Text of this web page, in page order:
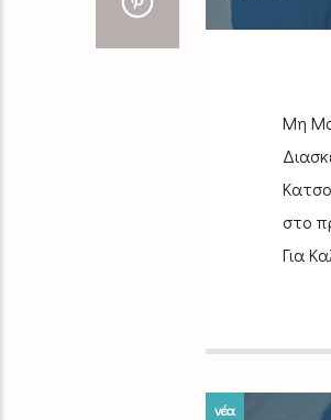
Μη
στο
Για
νέα